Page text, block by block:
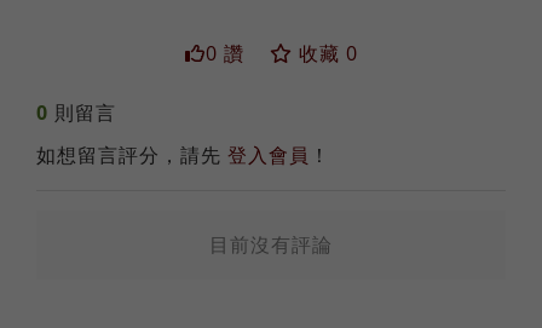
0 讚 收藏 0
0 則留言
如想留言評分，請先 登入會員 ！
目前沒有評論